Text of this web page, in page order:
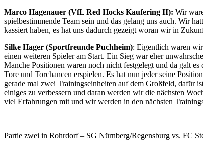
Marco Hagenauer (VfL Red Hocks Kaufering II): Wir
spielbestimmende Team sein und das gelang uns auch. Wir
kassiert haben, es hat uns dadurch gezeigt woran wir in
Silke Hager (Sportfreunde Puchheim): Eigentlich waren
einen weiteren Spieler am Start. Ein Sieg war eher
Manche Positionen waren noch nicht festgelegt und da galt
Tore und Torchancen erspielen. Es hat nun jeder seine
gerade mal zwei Trainingseinheiten auf dem Großfeld, dafür
einiges zu verbessern und daran werden wir die nächsten
viel Erfahrungen mit und wir werden in den nächsten
Partie zwei in Rohrdorf – SG Nürnberg/Regensburg vs. FC